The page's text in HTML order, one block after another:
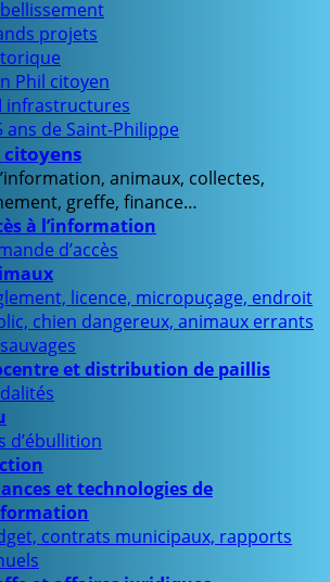
projets
Phil citoyen
infrastructures
ans de Saint-Philippe
citoyens
animaux, collectes,
greffe, finance…
à l’information
d’accès
licence, micropuçage, endroit
chien dangereux, animaux errants
et distribution de paillis
d’ébullition
et technologies de
contrats municipaux, rapports